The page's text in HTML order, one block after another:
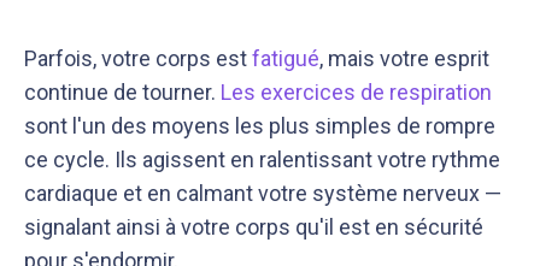
Parfois, votre corps estfatigué, mais votre esprit
continue de tourner. Les exercices de respiration
sont l'un des moyens les plus simples de rompre
ce cycle. Ils agissent en ralentissant votre rythme
cardiaque et en calmant votre système nerveux —
signalant ainsi à votre corps qu'il est en sécurité
pour s'endormir.